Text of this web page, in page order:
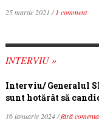
25 martie 2021 /1 comment
INTERVIU »
Interviu/ Generalul
sunt hotărât să
16 ianuarie 2024 /fără